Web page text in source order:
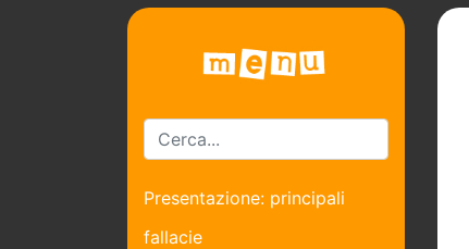
Presentazione: principali
fallacie